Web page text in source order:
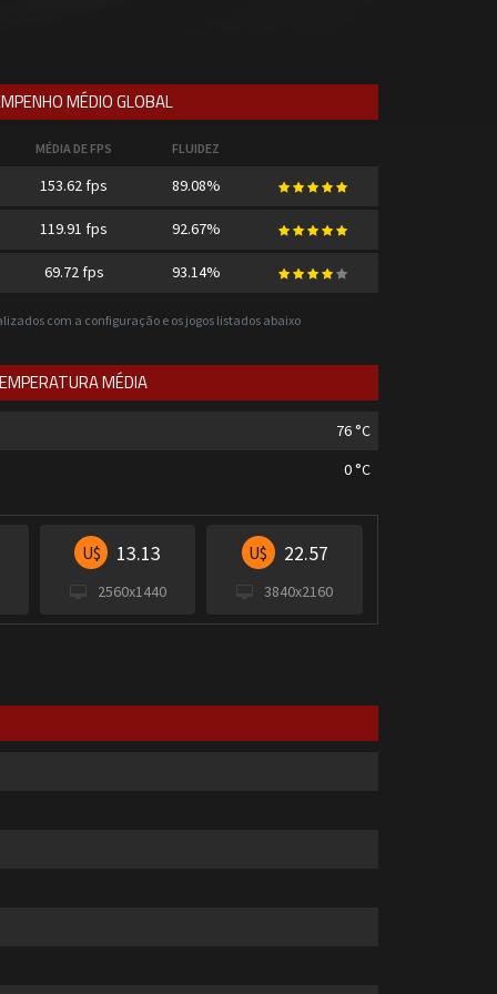
MÉDIO GLOBAL
MÉDIA DE FPS FLUIDEZ
153.62 fps 89.08%
119.91 fps 92.67%
69.72 fps 93.14%
com a configuração e os jogos listados abaixo
MÉDIA
76 °C
0 °C
U$ 13.13
2560x1440
U$ 22.57
3840x2160